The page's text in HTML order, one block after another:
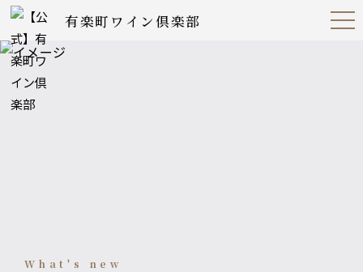
有楽町ワイン倶楽部 Open
Navig
what's new